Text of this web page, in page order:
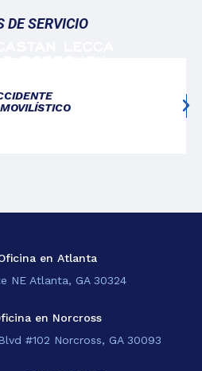
Blogs
Sedes
DE SERVICIO
en Atlanta
NE Atlanta, GA 30324
en Norcross
#102 Norcross, GA 30093